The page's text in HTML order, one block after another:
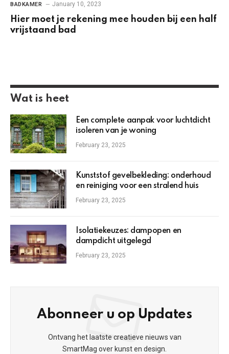
BADKAMER January 10, 2023
Hier moet je rekening mee houden bij een half
vrijstaand bad
Wat is heet
Een complete aanpak voor luchtdicht
isoleren van je woning
February 23, 2025
Kunststof gevelbekleding: onderhoud
en reiniging voor een stralend huis
February 23, 2025
Isolatiekeuzes: dampopen en
dampdicht uitgelegd
February 23, 2025
Abonneer u op Updates
Ontvang het laatste creatieve nieuws van
SmartMag over kunst en design.